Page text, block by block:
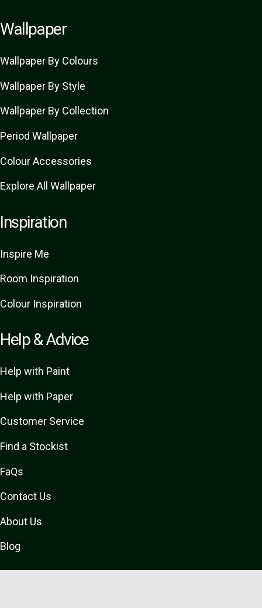
Wallpaper
Wallpaper By Colours
Wallpaper By Style
Wallpaper By Collection
Period Wallpaper
Colour Accessories
Explore All Wallpaper
Inspiration
Inspire Me
Room Inspiration
Colour Inspiration
Help & Advice
Help with Paint
Help with Paper
Customer Service
Find a Stockist
FaQs
Contact Us
About Us
Blog